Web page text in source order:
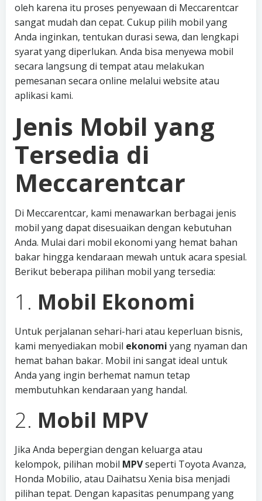
oleh karena itu proses penyewaan di Meccarentcar
sangat mudah dan cepat. Cukup pilih mobil yang
Anda inginkan, tentukan durasi sewa, dan lengkapi
syarat yang diperlukan. Anda bisa menyewa mobil
secara langsung di tempat atau melakukan
pemesanan secara online melalui website atau
aplikasi kami.
Jenis Mobil yang
Tersedia di
Meccarentcar
Di Meccarentcar, kami menawarkan berbagai jenis
mobil yang dapat disesuaikan dengan kebutuhan
Anda. Mulai dari mobil ekonomi yang hemat bahan
bakar hingga kendaraan mewah untuk acara spesial.
Berikut beberapa pilihan mobil yang tersedia:
1. Mobil Ekonomi
Untuk perjalanan sehari-hari atau keperluan bisnis,
kami menyediakan mobil ekonomi yang nyaman dan
hemat bahan bakar. Mobil ini sangat ideal untuk
Anda yang ingin berhemat namun tetap
membutuhkan kendaraan yang handal.
2. Mobil MPV
Jika Anda bepergian dengan keluarga atau
kelompok, pilihan mobil MPVseperti Toyota Avanza,
Honda Mobilio, atau Daihatsu Xenia bisa menjadi
pilihan tepat. Dengan kapasitas penumpang yang